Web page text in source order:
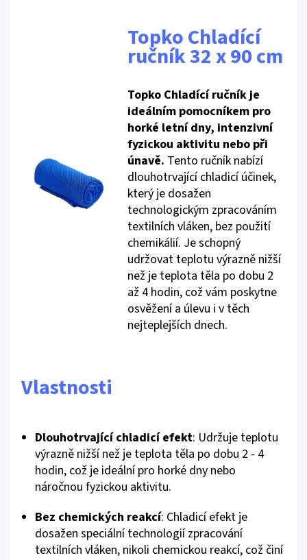
Topko Chladící
ručník 32 x 90 cm
Topko Chladící ručník je
ideálním pomocníkem pro
horké letní dny, intenzivní
fyzickou aktivitu nebo při
únavě. Tento ručník nabízí
dlouhotrvající chladicí účinek,
který je dosažen
technologickým zpracováním
textilních vláken, bez použití
chemikálií. Je schopný
udržovat teplotu výrazně nižší
než je teplota těla po dobu 2
až 4 hodin, což vám poskytne
osvěžení a úlevu i v těch
nejteplejších dnech.
Vlastnosti
Dlouhotrvající chladicí efekt: Udržuje teplotu
výrazně nižší než je teplota těla po dobu 2 - 4
hodin, což je ideální pro horké dny nebo
náročnou fyzickou aktivitu.
Bez chemických reakcí: Chladicí efekt je
dosažen speciální technologií zpracování
textilních vláken, nikoli chemickou reakcí, což činí